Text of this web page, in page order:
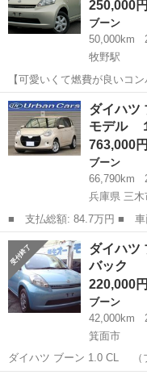
250,000円
ブーン
50,000km
牧野駅
【可愛いくて燃費が良いコンパクトカー】 車
16年式 排気量 1300cc 走行距離 50000km 普段の車として乗ってます
の
大阪 枚方市 牧野駅
ダイハ
モデル
763,000円
ブーン
66,790km
兵庫県 三木
■ 支払総額: 84.7万円 ■ 車両本体価格： 763,000 円 ■ メーカー
名： ダイハツ ■ 車種名
ＳＡＩＩＩ 中期モデル
ッドライト ...
兵庫 三木市 ブーン
ダイハツ
バック
220,000円
ブーン
42,000km
箕面市
ダイハツ ブーン 1.0 CL （ブルー）
円 年式(初度登録年):2004(H16) 走行距離:4.2万km 修復歴:なし リサイ